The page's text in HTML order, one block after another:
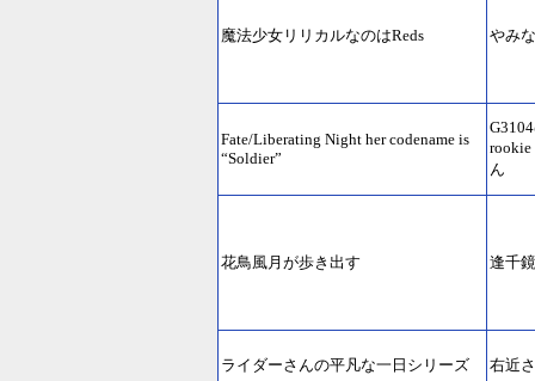
魔法少女リリカルなのはReds やみ
Fate/Liberating Night her codename is
“Soldier”
rookie
ん
花鳥風月が歩き出す 逢千
ライダーさんの平凡な一日シリーズ 右近